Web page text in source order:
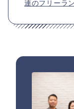
連のフリーラ